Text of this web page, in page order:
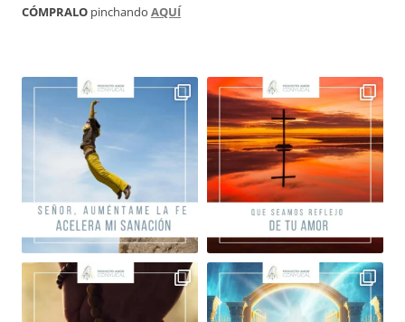
CÓMPRALO pinchando AQUÍ